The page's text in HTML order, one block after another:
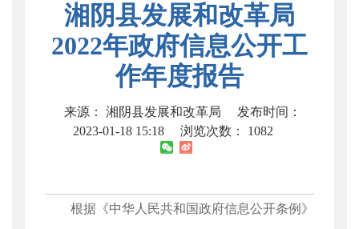
湘阴县发展和改革局
2022年政府信息公开工
作年度报告
来源： 湘阴县发展和改革局
发布时间：
2023-01-18 15:18
浏览次数： 1082
根据《中华人民共和国政府信息公开条例》